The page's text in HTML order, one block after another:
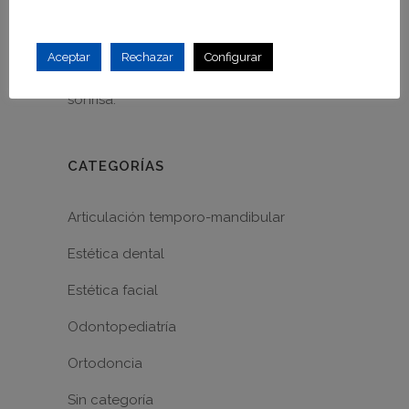
Visita al dentista antes de Navidad
Blanqueamiento dental, luce tu mejor
sonrisa.
CATEGORÍAS
Articulación temporo-mandibular
Estética dental
Estética facial
Odontopediatría
Ortodoncia
Sin categoría
Aceptar Rechazar Configurar